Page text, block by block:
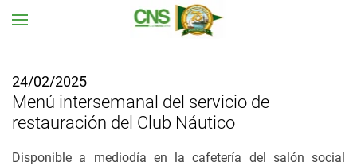
24/02/2025
Menú intersemanal del servicio de
restauración del Club Náutico
Disponible a mediodía en la cafetería del salón social